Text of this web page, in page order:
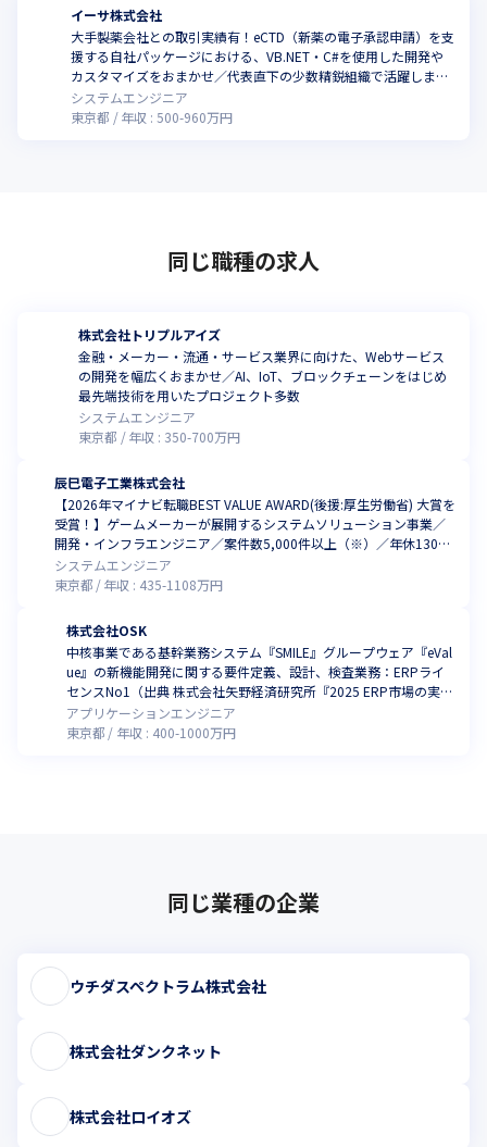
イーサ株式会社
大手製薬会社との取引実績有！eCTD（新薬の電子承認申請）を支
援する自社パッケージにおける、VB.NET・C#を使用した開発や
カスタマイズをおまかせ／代表直下の少数精鋭組織で活躍しませ
んか
システムエンジニア
東京都
年収 : 500-960万円
同じ職種の求人
株式会社トリプルアイズ
金融・メーカー・流通・サービス業界に向けた、Webサービス
の開発を幅広くおまかせ／AI、IoT、ブロックチェーンをはじめ
最先端技術を用いたプロジェクト多数
システムエンジニア
東京都
年収 : 350-700万円
辰巳電子工業株式会社
【2026年マイナビ転職BEST VALUE AWARD(後援:厚生労働省) 大賞を
受賞！】ゲームメーカーが展開するシステムソリューション事業／
開発・インフラエンジニア／案件数5,000件以上（※）／年休130
日・固定残業制なし・残業月6時間（※）／ゲーム・Webなど案件豊
富／9割以上年収UP（※）／有給消化率8割（※）／リモート可（※
システムエンジニア
東京都
年収 : 435-1108万円
株式会社OSK
中核事業である基幹業務システム『SMILE』グループウェア『eVal
ue』の新機能開発に関する要件定義、設計、検査業務：ERPライ
センスNo1（出典 株式会社矢野経済研究所『2025 ERP市場の実態
と展望』（2025年8月発刊））
アプリケーションエンジニア
東京都
年収 : 400-1000万円
同じ業種の企業
ウチダスペクトラム株式会社
株式会社ダンクネット
株式会社ロイオズ